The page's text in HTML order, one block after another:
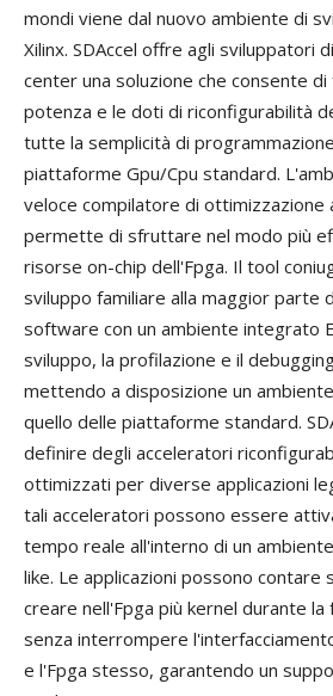
mondi viene dal nuovo ambiente di
Xilinx. SDAccel offre agli sviluppatori
center una soluzione che consente
potenza e le doti di riconfigurabilità
tutte la semplicità di
piattaforme Gpu/Cpu standard.
veloce compilatore di ottimizzazione
permette di sfruttare nel modo più
risorse on-chip dell'Fpga. Il tool
sviluppo familiare alla maggior parte
software con un ambiente integrato
sviluppo, la profilazione e il
mettendo a disposizione un
quello delle piattaforme standard.
definire degli acceleratori
ottimizzati per diverse applicazioni
tali acceleratori possono essere
tempo reale all'interno di un
like. Le applicazioni possono contare
creare nell'Fpga più kernel durante la
senza interrompere
e l'Fpga stesso, garantendo un